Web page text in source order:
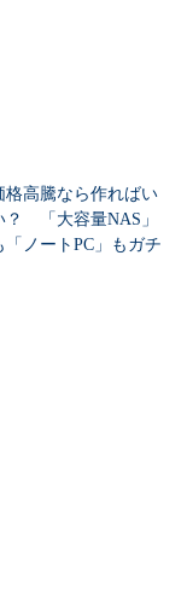
格高騰なら作ればい
？ 「大容量NAS」
「ノートPC」もガチ